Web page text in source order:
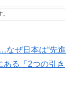
なぜ日本は“先進
ある「2つの引き